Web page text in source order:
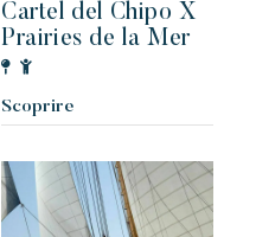
Cartel del Chipo X
Prairies de la Mer
Scoprire